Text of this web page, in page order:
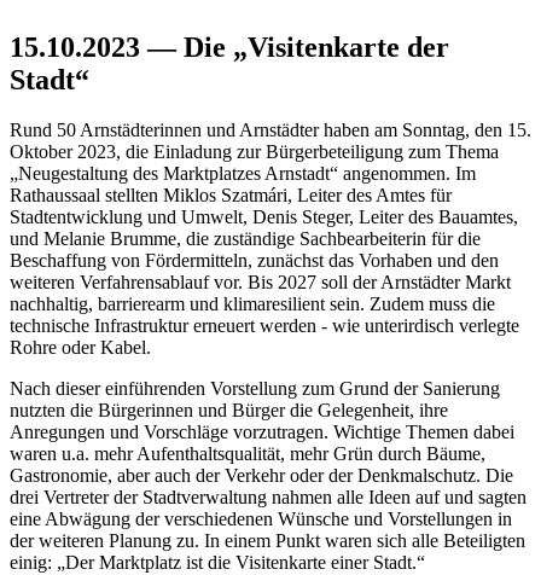
15.10.2023 — Die „Visitenkarte der
Stadt“
Rund 50 Arnstädterinnen und Arnstädter haben am Sonntag, den 15.
Oktober 2023, die Einladung zur Bürgerbeteiligung zum Thema
„Neugestaltung des Marktplatzes Arnstadt“ angenommen. Im
Rathaussaal stellten Miklos Szatmári, Leiter des Amtes für
Stadtentwicklung und Umwelt, Denis Steger, Leiter des Bauamtes,
und Melanie Brumme, die zuständige Sachbearbeiterin für die
Beschaffung von Fördermitteln, zunächst das Vorhaben und den
weiteren Verfahrensablauf vor. Bis 2027 soll der Arnstädter Markt
nachhaltig, barrierearm und klimaresilient sein. Zudem muss die
technische Infrastruktur erneuert werden - wie unterirdisch verlegte
Rohre oder Kabel.
Nach dieser einführenden Vorstellung zum Grund der Sanierung
nutzten die Bürgerinnen und Bürger die Gelegenheit, ihre
Anregungen und Vorschläge vorzutragen. Wichtige Themen dabei
waren u.a. mehr Aufenthaltsqualität, mehr Grün durch Bäume,
Gastronomie, aber auch der Verkehr oder der Denkmalschutz. Die
drei Vertreter der Stadtverwaltung nahmen alle Ideen auf und sagten
eine Abwägung der verschiedenen Wünsche und Vorstellungen in
der weiteren Planung zu. In einem Punkt waren sich alle Beteiligten
einig: „Der Marktplatz ist die Visitenkarte einer Stadt.“